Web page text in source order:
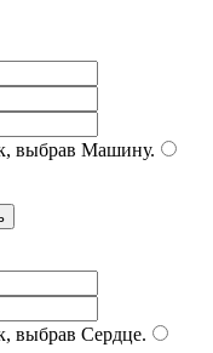
выбрав Машину.
выбрав Сердце.